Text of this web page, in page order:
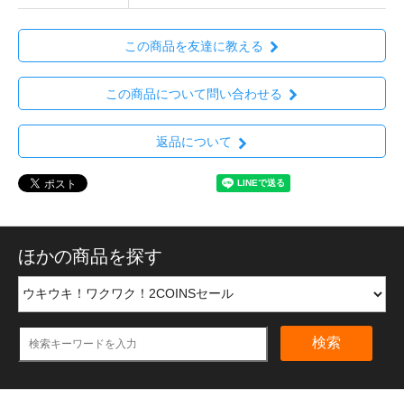
この商品を友達に教える
この商品について問い合わせる
返品について
ほかの商品を探す
検索